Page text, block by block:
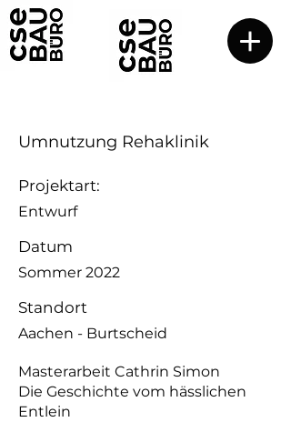
Umnutzung Rehaklinik
Projektart:
Entwurf
Datum
Sommer 2022
Standort
Aachen - Burtscheid
Masterarbeit Cathrin Simon
Die Geschichte vom hässlichen
Entlein